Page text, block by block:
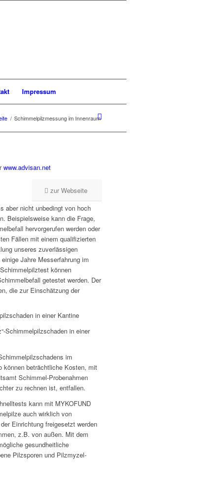
Impressum
/ Schimmelpilzmessung im Innenraum
www.advisan.net
zur Webseite
Schimmelpilzschaden in einer
aber nicht unbedingt von hoch
Beispielsweise kann die Frage,
hervorgerufen werden oder
Fällen mit einem qualifizierten
unseres zuverlässigen
Jahre Messerfahrung im
können
getestet werden. Der
die zur Einschätzung der
im
können beträchtliche Kosten, mit
Schimmel-Probenahmen
zu rechnen ist, entfallen.
kann mit MYKOFUND
auch wirklich von
Einrichtung freigesetzt werden
z.B. von außen. Mit dem
gesundheitliche
Pilzsporen und Pilzmyzel-